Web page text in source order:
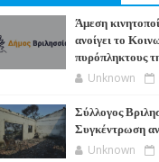
Άμεση
ανοίγει το
πυρόπληκτους
Unknown
Σύλλογος
Συγκέντρωση
Unknown